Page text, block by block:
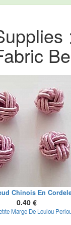
Chinois En
0.40 €
Marge De Loulou